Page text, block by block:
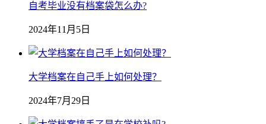
自考毕业没有档案袋怎么办?
2024年11月5日
大学档案在自己手上如何处理？
2024年7月29日